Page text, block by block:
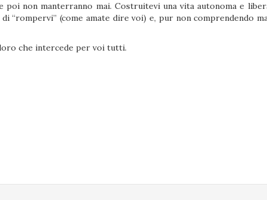
non manterranno mai. Costruitevi una vita autonoma e
“rompervi” (come amate dire voi) e, pur non comprendendo
che intercede per voi tutti.